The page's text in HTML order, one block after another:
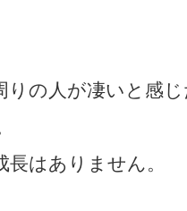
りの人が凄いと感
はありません。